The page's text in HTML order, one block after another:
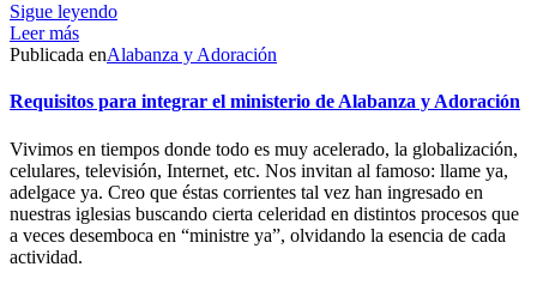
Sigue leyendo
Leer más
Publicada enAlabanza y Adoración
Requisitos para integrar el ministerio de Alabanza y Adoración
Vivimos en tiempos donde todo es muy acelerado, la globalización,
celulares, televisión, Internet, etc. Nos invitan al famoso: llame ya,
adelgace ya. Creo que éstas corrientes tal vez han ingresado en
nuestras iglesias buscando cierta celeridad en distintos procesos que
a veces desemboca en “ministre ya”, olvidando la esencia de cada
actividad.